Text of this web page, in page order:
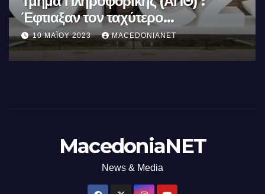
Κόσμου
8 ΔΕΚΕΜΒΡΊΟΥ 2022 MACEDONIANET
MacedoniaNET
News & Media